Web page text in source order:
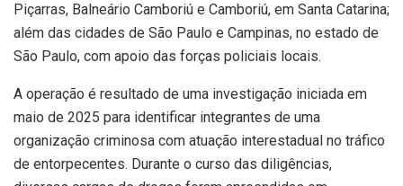
Piçarras, Balneário Camboriú e Camboriú, em Santa Catarina;
além das cidades de São Paulo e Campinas, no estado de
São Paulo, com apoio das forças policiais locais.
A operação é resultado de uma investigação iniciada em
maio de 2025 para identificar integrantes de uma
organização criminosa com atuação interestadual no tráfico
de entorpecentes. Durante o curso das diligências,